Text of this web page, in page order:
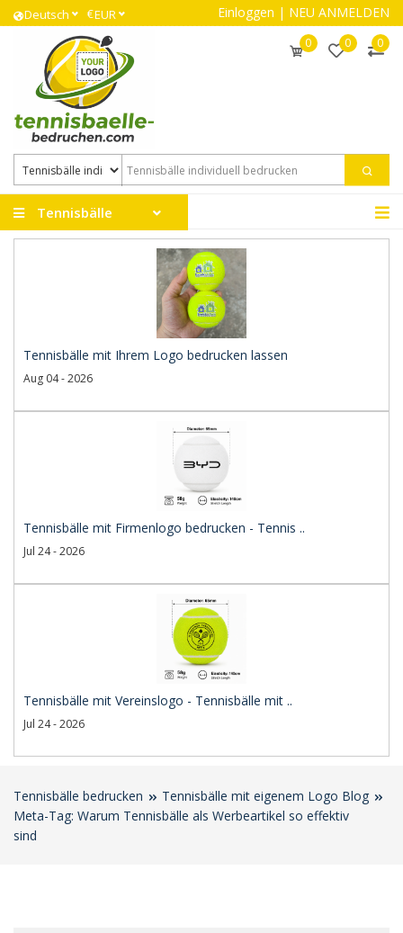
Deutsch €EUR Einloggen | NEU ANMELDEN
0 0 0
Tennisbälle
Tennisbälle mit Ihrem Logo bedrucken lassen
Aug 04 - 2026
Tennisbälle mit Firmenlogo bedrucken - Tennis ..
Jul 24 - 2026
Tennisbälle mit Vereinslogo - Tennisbälle mit ..
Jul 24 - 2026
Tennisbälle bedrucken
Tennisbälle mit eigenem Logo Blog
Meta-Tag: Warum Tennisbälle als Werbeartikel so effektiv
sind